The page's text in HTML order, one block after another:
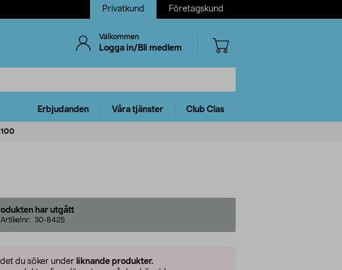
Privatkund Företagskund
Välkommen
Logga in/Bli medlem
Erbjudanden Våra tjänster Club Clas
100
har utgått
Artikelnr: 30-8425
du söker under liknande produkter.